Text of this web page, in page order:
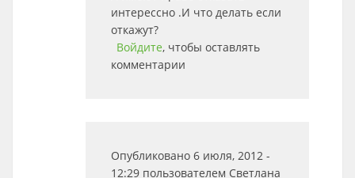
интерессно .И что делать если
откажут?
Войдите, чтобы оставлять
комментарии
Опубликовано 6 июля, 2012 -
12:29 пользователем Светлана